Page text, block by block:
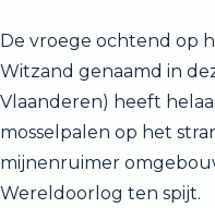
De vroege ochtend op
Witzand genaamd in
Vlaanderen) heeft
mosselpalen op het
mijnenruimer
Wereldoorlog ten spijt.